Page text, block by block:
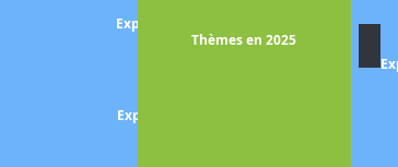
Exposition Le monde de Steve
MCCURRY
Exposition Aristide MAILLOL -
Thèmes en 2025